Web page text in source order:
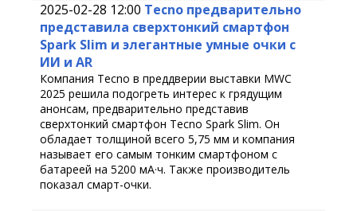
2025-02-28 12:00 Tecno предварительно
представила сверхтонкий смартфон
Spark Slim и элегантные умные очки с
ИИ и AR
Компания Tecno в преддверии выставки MWC
2025 решила подогреть интерес к грядущим
анонсам, предварительно представив
сверхтонкий смартфон Tecno Spark Slim. Он
обладает толщиной всего 5,75 мм и компания
называет его самым тонким смартфоном с
батареей на 5200 мА·ч. Также производитель
показал смарт-очки.